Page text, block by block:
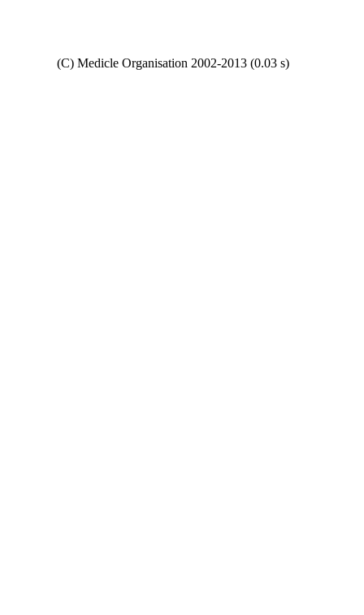
(C) Medicle Organisation 2002-2013 (0.03 s)